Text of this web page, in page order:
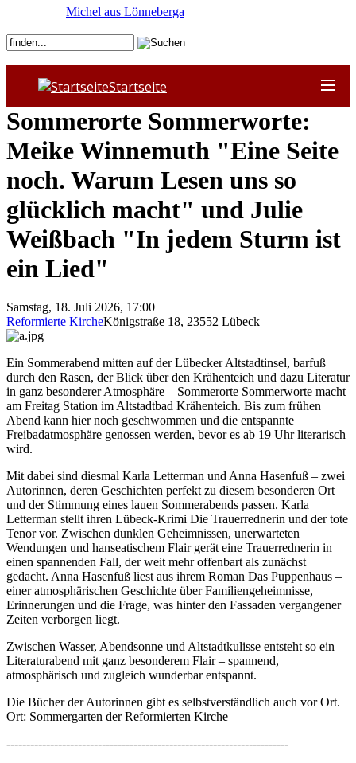
Startseite
Sommerorte Sommerworte:
Meike Winnemuth "Eine Seite
noch. Warum Lesen uns so
glücklich macht" und Julie
Weißbach "In jedem Sturm ist
ein Lied"
Samstag, 18. Juli 2026, 17:00
Reformierte KircheKönigstraße 18, 23552 Lübeck
Ein Sommerabend mitten auf der Lübecker Altstadtinsel, barfuß
durch den Rasen, der Blick über den Krähenteich und dazu Literatur
in ganz besonderer Atmosphäre – Sommerorte Sommerworte macht
am Freitag Station im Altstadtbad Krähenteich. Bis zum frühen
Abend kann hier noch geschwommen und die entspannte
Freibadatmosphäre genossen werden, bevor es ab 19 Uhr literarisch
wird.
Mit dabei sind diesmal Karla Letterman und Anna Hasenfuß – zwei
Autorinnen, deren Geschichten perfekt zu diesem besonderen Ort
und der Stimmung eines lauen Sommerabends passen. Karla
Letterman stellt ihren Lübeck-Krimi Die Trauerrednerin und der tote
Tenor vor. Zwischen dunklen Geheimnissen, unerwarteten
Wendungen und hanseatischem Flair gerät eine Trauerrednerin in
einen spannenden Fall, der weit mehr offenbart als zunächst
gedacht. Anna Hasenfuß liest aus ihrem Roman Das Puppenhaus –
einer atmosphärischen Geschichte über Familiengeheimnisse,
Erinnerungen und die Frage, was hinter den Fassaden vergangener
Zeiten verborgen liegt.
Zwischen Wasser, Abendsonne und Altstadtkulisse entsteht so ein
Literaturabend mit ganz besonderem Flair – spannend,
atmosphärisch und zugleich wunderbar entspannt.
Die Bücher der Autorinnen gibt es selbstverständlich auch vor Ort.
Ort: Sommergarten der Reformierten Kirche
-----------------------------------------------------------------------
Michel aus Lönneberga